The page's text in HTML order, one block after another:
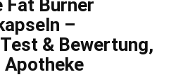
Fat Burner
–
& Bewertung,
Apotheke